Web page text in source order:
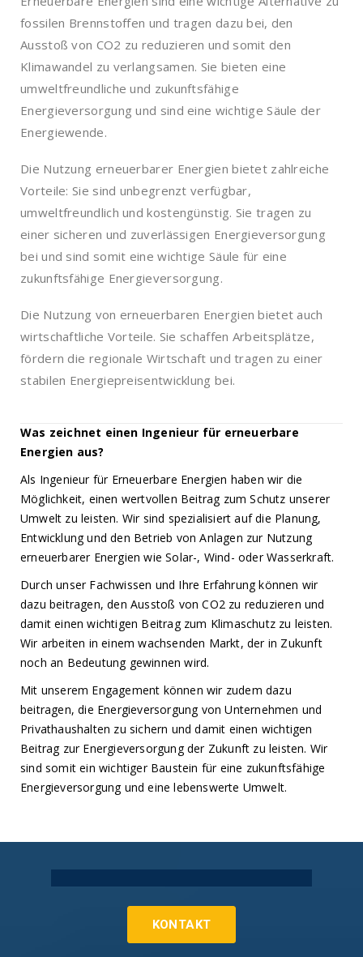
fossilen Brennstoffen und tragen dazu bei, den
Ausstoß von CO2 zu reduzieren und somit den
Klimawandel zu verlangsamen. Sie bieten eine
umweltfreundliche und zukunftsfähige
Energieversorgung und sind eine wichtige Säule der
Energiewende.
Die Nutzung erneuerbarer Energien bietet zahlreiche
Vorteile: Sie sind unbegrenzt verfügbar,
umweltfreundlich und kostengünstig. Sie tragen zu
einer sicheren und zuverlässigen Energieversorgung
bei und sind somit eine wichtige Säule für eine
zukunftsfähige Energieversorgung.
Die Nutzung von erneuerbaren Energien bietet auch
wirtschaftliche Vorteile. Sie schaffen Arbeitsplätze,
fördern die regionale Wirtschaft und tragen zu einer
stabilen Energiepreisentwicklung bei.
Was zeichnet einen Ingenieur für erneuerbare
Energien aus?
Als Ingenieur für Erneuerbare Energien haben wir die
Möglichkeit, einen wertvollen Beitrag zum Schutz unserer
Umwelt zu leisten. Wir sind spezialisiert auf die Planung,
Entwicklung und den Betrieb von Anlagen zur Nutzung
erneuerbarer Energien wie Solar-, Wind- oder Wasserkraft.
Durch unser Fachwissen und Ihre Erfahrung können wir
dazu beitragen, den Ausstoß von CO2 zu reduzieren und
damit einen wichtigen Beitrag zum Klimaschutz zu leisten.
Wir arbeiten in einem wachsenden Markt, der in Zukunft
noch an Bedeutung gewinnen wird.
Mit unserem Engagement können wir zudem dazu
beitragen, die Energieversorgung von Unternehmen und
Privathaushalten zu sichern und damit einen wichtigen
Beitrag zur Energieversorgung der Zukunft zu leisten. Wir
sind somit ein wichtiger Baustein für eine zukunftsfähige
Energieversorgung und eine lebenswerte Umwelt.
KONTAKT